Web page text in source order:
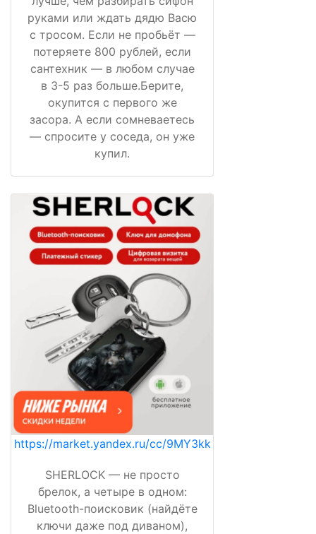
руками или ждать дядю Васю
с тросом. Если не пробьёт —
потеряете 800 рублей, если
сантехник — в любом случае
в 3-5 раз больше.Берите,
окупится с первого же
засора. А если сомневаетесь
— спросите у соседа, он уже
купил.
https://market.yandex.ru/cc/9MY3kk
SHERLOCK — не просто
брелок, а четыре в одном:
Bluetooth-поисковик (найдёте
ключи даже под диваном),